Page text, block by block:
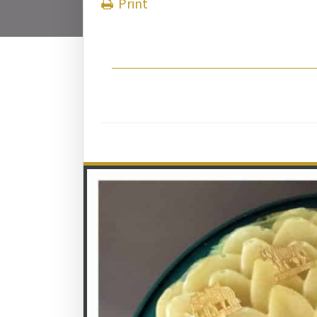
ઉગ્ગએ સૂરે, નમુક્કાર-
(પચ્ચક્ખામિ);
પચ્છન્નકાલેણં,
उग्गए सूरे, नमुक्कार-सहिअं,
चउव्विहं पि आहारं,